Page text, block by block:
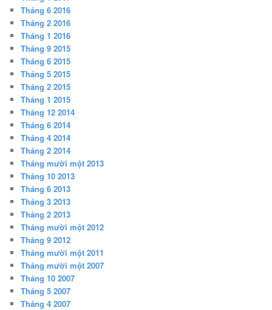
Tháng 6 2016
Tháng 2 2016
Tháng 1 2016
Tháng 9 2015
Tháng 6 2015
Tháng 5 2015
Tháng 2 2015
Tháng 1 2015
Tháng 12 2014
Tháng 6 2014
Tháng 4 2014
Tháng 2 2014
Tháng mười một 2013
Tháng 10 2013
Tháng 6 2013
Tháng 3 2013
Tháng 2 2013
Tháng mười một 2012
Tháng 9 2012
Tháng mười một 2011
Tháng mười một 2007
Tháng 10 2007
Tháng 5 2007
Tháng 4 2007